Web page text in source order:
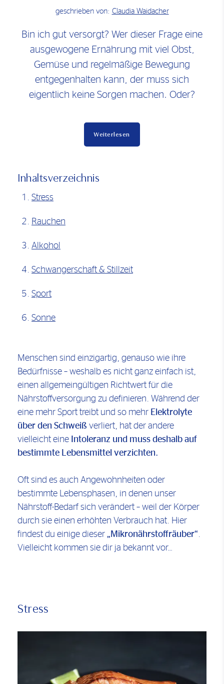
geschrieben von: Claudia Waidacher
Bin ich gut versorgt? Wer dieser Frage eine
ausgewogene Ernährung mit viel Obst,
Gemüse und regelmäßige Bewegung
entgegenhalten kann, der muss sich
eigentlich keine Sorgen machen. Oder?
Weiterlesen
Inhaltsverzeichnis
Stress
Rauchen
Alkohol
Schwangerschaft & Stillzeit
Sport
Sonne
Menschen sind einzigartig, genauso wie ihre
Bedürfnisse – weshalb es nicht ganz einfach ist,
einen allgemeingültigen Richtwert für die
Nährstoffversorgung zu definieren. Während der
eine mehr Sport treibt und so mehr Elektrolyte
über den Schweiß verliert, hat der andere
vielleicht eine Intoleranz und muss deshalb auf
bestimmte Lebensmittel verzichten.
Oft sind es auch Angewohnheiten oder
bestimmte Lebensphasen, in denen unser
Nährstoff-Bedarf sich verändert – weil der Körper
durch sie einen erhöhten Verbrauch hat. Hier
findest du einige dieser „Mikronährstoffräuber“
Vielleicht kommen sie dir ja bekannt vor…
Stress